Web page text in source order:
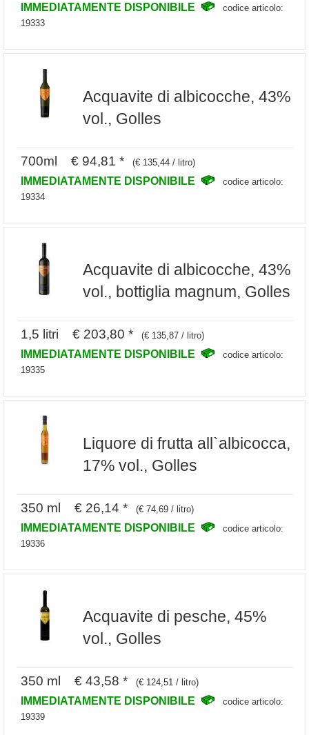
IMMEDIATAMENTE DISPONIBILE
codice articolo:
19333
Acquavite di albicocche, 43%
vol., Golles
700ml € 94,81 * (€ 135,44 / litro)
IMMEDIATAMENTE DISPONIBILE
codice articolo:
19334
Acquavite di albicocche, 43%
vol., bottiglia magnum, Golles
1,5 litri € 203,80 * (€ 135,87 / litro)
IMMEDIATAMENTE DISPONIBILE
codice articolo:
19335
Liquore di frutta all`albicocca,
17% vol., Golles
350 ml € 26,14 * (€ 74,69 / litro)
IMMEDIATAMENTE DISPONIBILE
codice articolo:
19336
Acquavite di pesche, 45%
vol., Golles
350 ml € 43,58 * (€ 124,51 / litro)
IMMEDIATAMENTE DISPONIBILE
codice articolo:
19339